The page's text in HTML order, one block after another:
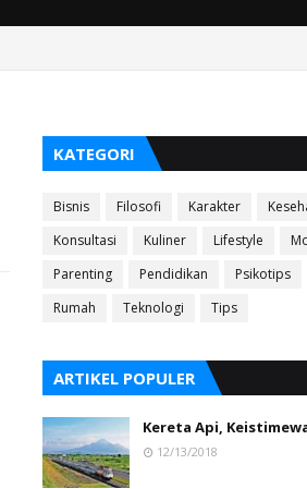
KATEGORI
Bisnis Filosofi Karakter
Konsultasi
Kuliner Lifestyle
Parenting
Pendidikan Psikotips
Rumah
Teknologi Tips
ARTIKEL POPULER
Kereta Api,
12/13/2018